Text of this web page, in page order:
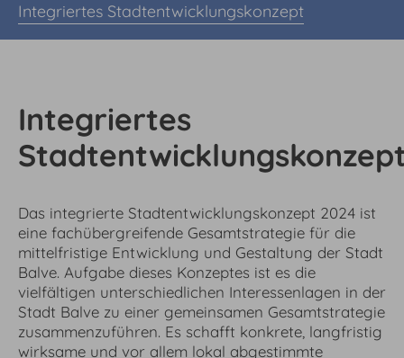
Integriertes Stadtentwicklungskonzept
Integriertes
Das integrierte Stadtentwicklungskonzept 2024 ist
eine fachübergreifende Gesamtstrategie für die
mittelfristige Entwicklung und Gestaltung der Stadt
Balve. Aufgabe dieses Konzeptes ist es die
vielfältigen unterschiedlichen Interessenlagen in der
Stadt Balve zu einer gemeinsamen Gesamtstrategie
zusammenzuführen. Es schafft konkrete, langfristig
wirksame und vor allem lokal abgestimmte